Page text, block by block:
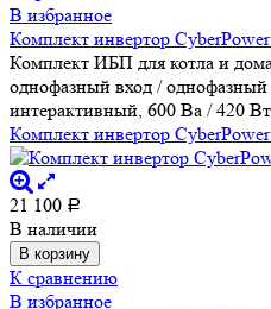
В избранное
Комплект инвертор
Комплект ИБП для котла и
однофазный вход /
интерактивный, 600 Ва / 420
Комплект инвертор
21 100 Р
В наличии
В корзину
К сравнению
В избранное